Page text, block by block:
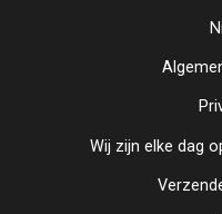
Wij zijn elke dag